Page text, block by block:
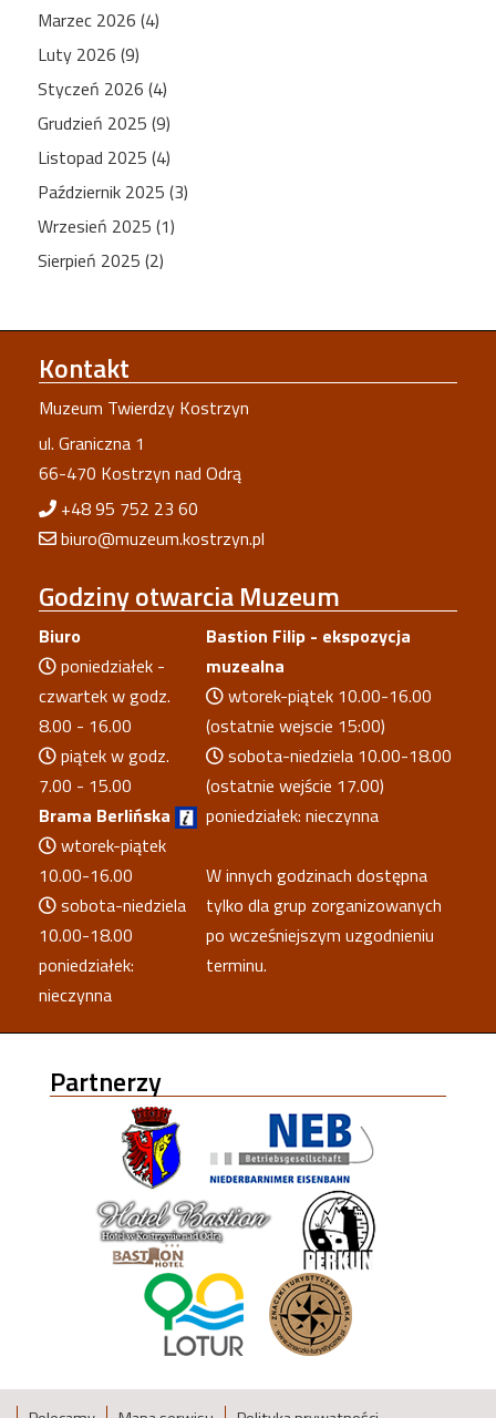
Marzec 2026 (4)
Luty 2026 (9)
Styczeń 2026 (4)
Grudzień 2025 (9)
Listopad 2025 (4)
Październik 2025 (3)
Wrzesień 2025 (1)
Sierpień 2025 (2)
Kontakt
Muzeum Twierdzy Kostrzyn
ul. Graniczna 1
66-470 Kostrzyn nad Odrą
+48 95 752 23 60
biuro@muzeum.kostrzyn.pl
Godzinyotwarcia Muzeum
Biuro
poniedziałek -
czwartek w godz.
8.00 - 16.00
piątek w godz.
7.00 - 15.00
Brama Berlińska
wtorek-piątek
10.00-16.00
sobota-niedziela
10.00-18.00
poniedziałek:
nieczynna
Bastion Filip - ekspozycja
muzealna
wtorek-piątek 10.00-16.00
(ostatnie wejscie 15:00)
sobota-niedziela 10.00-18.00
(ostatnie wejście 17.00)
poniedziałek: nieczynna
W innych godzinach dostępna
tylko dla grup zorganizowanych
po wcześniejszym uzgodnieniu
terminu.
Partnerzy